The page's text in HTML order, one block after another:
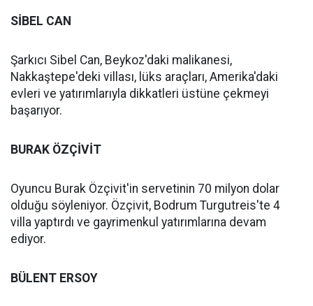
SİBEL CAN
Şarkıcı Sibel Can, Beykoz'daki malikanesi,
Nakkaştepe'deki villası, lüks araçları, Amerika'daki
evleri ve yatırımlarıyla dikkatleri üstüne çekmeyi
başarıyor.
BURAK ÖZÇİVİT
Oyuncu Burak Özçivit'in servetinin 70 milyon dolar
olduğu söyleniyor. Özçivit, Bodrum Turgutreis'te 4
villa yaptırdı ve gayrimenkul yatırımlarına devam
ediyor.
BÜLENT ERSOY